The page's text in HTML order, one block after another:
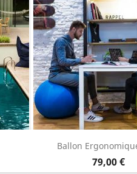
Ballon
Prix
79,00 €
 Aperçu